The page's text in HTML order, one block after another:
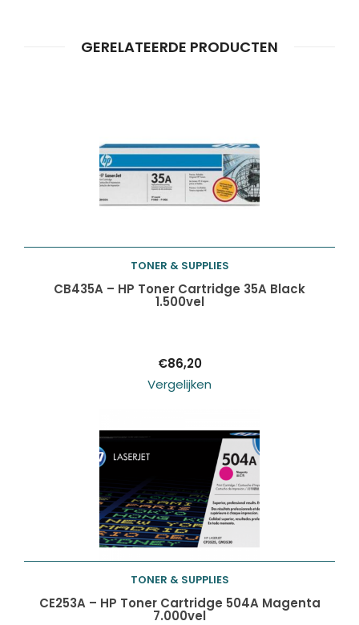
GERELATEERDE PRODUCTEN
Toevoegen aan
TONER & SUPPLIES
CB435A – HP Toner Cartridge 35A Black
1.500vel
€86,20
Vergelijken
Toevoegen aan
TONER & SUPPLIES
CE253A – HP Toner Cartridge 504A Magenta
7.000vel
zoeken ZOEKEN